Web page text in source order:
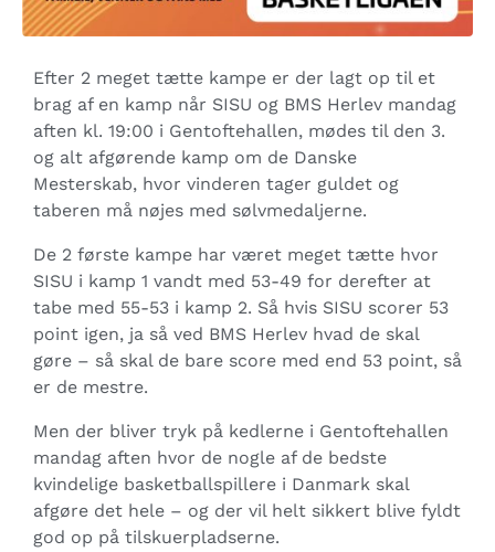
Efter 2 meget tætte kampe er der lagt op til et
brag af en kamp når SISU og BMS Herlev mandag
aften kl. 19:00 i Gentoftehallen, mødes til den 3.
og alt afgørende kamp om de Danske
Mesterskab, hvor vinderen tager guldet og
taberen må nøjes med sølvmedaljerne.
De 2 første kampe har været meget tætte hvor
SISU i kamp 1 vandt med 53-49 for derefter at
tabe med 55-53 i kamp 2. Så hvis SISU scorer 53
point igen, ja så ved BMS Herlev hvad de skal
gøre – så skal de bare score med end 53 point, så
er de mestre.
Men der bliver tryk på kedlerne i Gentoftehallen
mandag aften hvor de nogle af de bedste
kvindelige basketballspillere i Danmark skal
afgøre det hele – og der vil helt sikkert blive fyldt
god op på tilskuerpladserne.